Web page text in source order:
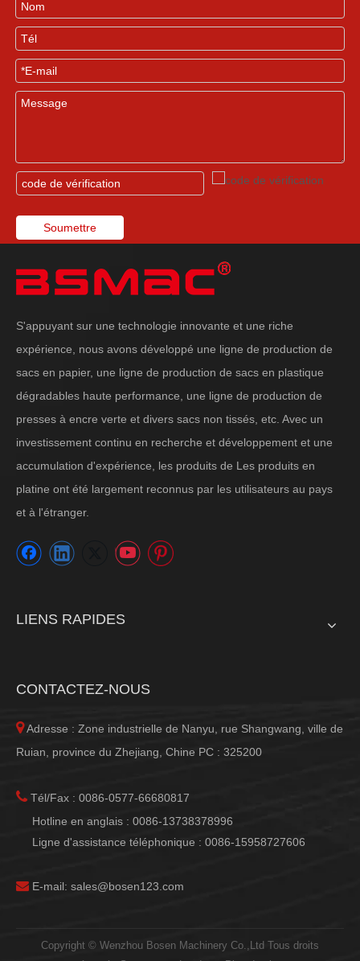
Soumettre
S'appuyant sur une technologie innovante et une riche
expérience, nous avons développé une ligne de production de
sacs en papier, une ligne de production de sacs en plastique
dégradables haute performance, une ligne de production de
presses à encre verte et divers sacs non tissés, etc. Avec un
investissement continu en recherche et développement et une
accumulation d'expérience, les produits de Les produits en
platine ont été largement reconnus par les utilisateurs au pays
et à l'étranger.
LIENS RAPIDES
CONTACTEZ-NOUS
Adresse : Zone industrielle de Nanyu, rue Shangwang, ville de
Ruian, province du Zhejiang, Chine PC : 325200
 Tél/Fax : 0086-0577-66680817
Hotline en anglais : 0086-13738378996
Ligne d'assistance téléphonique : 0086-15958727606
 E-mail: sales@bosen123.com
Copyright © Wenzhou Bosen Machinery Co.,Ltd Tous droits